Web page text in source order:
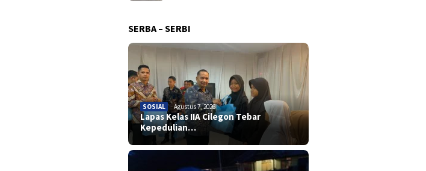
SERBA – SERBI
SOSIAL Agustus 7, 2026
Lapas Kelas IIA Cilegon Tebar
Kepedulian…